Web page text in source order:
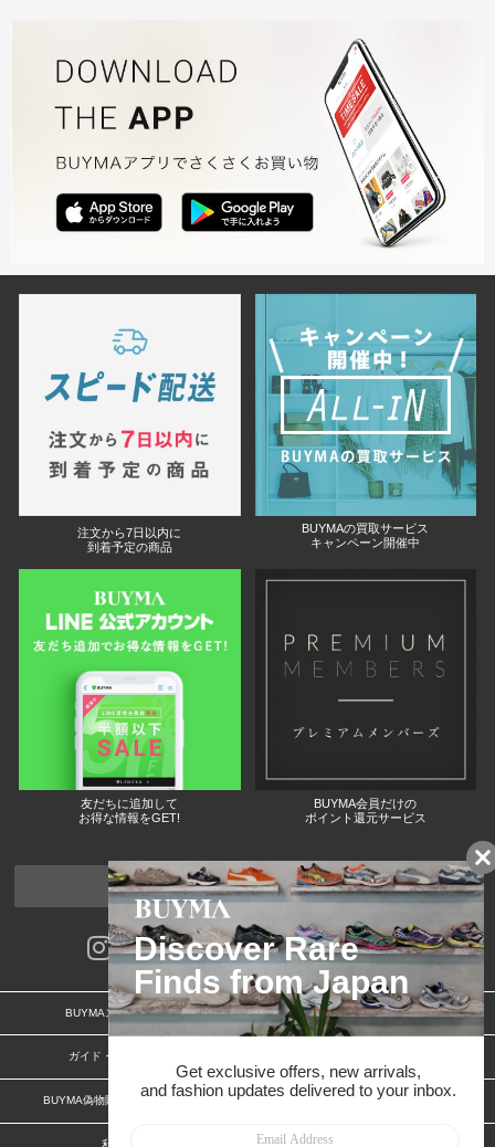
注文から7日以内に
到着予定の商品
BUYMAの買取サービス
キャンペーン開催中
友だちに追加して
お得な情報をGET!
BUYMA会員だけの
ポイント還元サービス
ページトップへ
BUYMAスタートガイド 安心への取り組み
ガイド・お問い合わせ
BUYMA偽物販売防止の取り組み BUYMA CARD
利用規約